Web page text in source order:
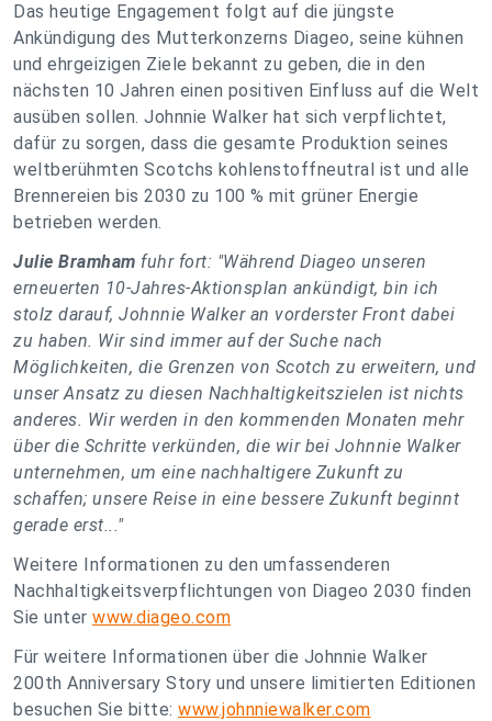
Das heutige Engagement folgt auf die jüngste
Ankündigung des Mutterkonzerns Diageo, seine kühnen
und ehrgeizigen Ziele bekannt zu geben, die in den
nächsten 10 Jahren einen positiven Einfluss auf die Welt
ausüben sollen. Johnnie Walker hat sich verpflichtet,
dafür zu sorgen, dass die gesamte Produktion seines
weltberühmten Scotchs kohlenstoffneutral ist und alle
Brennereien bis 2030 zu 100 % mit grüner Energie
betrieben werden.
Julie Bramham fuhr fort: "Während Diageo unseren
erneuerten 10-Jahres-Aktionsplan ankündigt, bin ich
stolz darauf, Johnnie Walker an vorderster Front dabei
zu haben. Wir sind immer auf der Suche nach
Möglichkeiten, die Grenzen von Scotch zu erweitern, und
unser Ansatz zu diesen Nachhaltigkeitszielen ist nichts
anderes. Wir werden in den kommenden Monaten mehr
über die Schritte verkünden, die wir bei Johnnie Walker
unternehmen, um eine nachhaltigere Zukunft zu
schaffen; unsere Reise in eine bessere Zukunft beginnt
gerade erst..."
Weitere Informationen zu den umfassenderen
Nachhaltigkeitsverpflichtungen von Diageo 2030 finden
Sie unter www.diageo.com
Für weitere Informationen über die Johnnie Walker
200th Anniversary Story und unsere limitierten Editionen
besuchen Sie bitte: www.johnniewalker.com